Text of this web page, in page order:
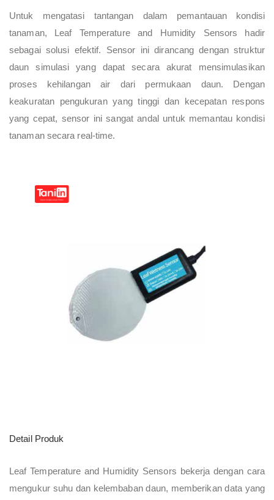
Untuk mengatasi tantangan dalam pemantauan kondisi
tanaman, Leaf Temperature and Humidity Sensors hadir
sebagai solusi efektif. Sensor ini dirancang dengan struktur
daun simulasi yang dapat secara akurat mensimulasikan
proses kehilangan air dari permukaan daun. Dengan
keakuratan pengukuran yang tinggi dan kecepatan respons
yang cepat, sensor ini sangat andal untuk memantau kondisi
tanaman secara real-time.
Detail Produk
Leaf Temperature and Humidity Sensors bekerja dengan cara
mengukur suhu dan kelembaban daun, memberikan data yang